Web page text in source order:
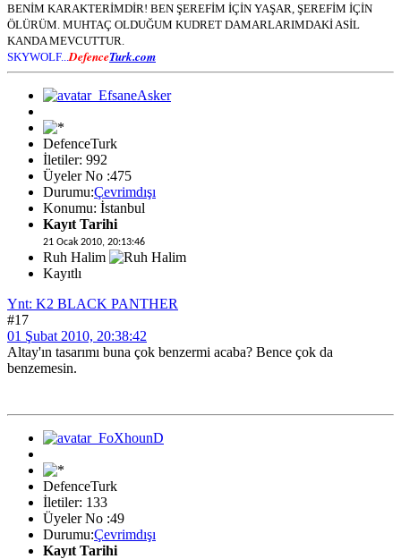
BENİM KARAKTERİMDİR! BEN ŞEREFİM İÇİN YAŞAR, ŞEREFİM İÇİN
ÖLÜRÜM. MUHTAÇ OLDUĞUM KUDRET DAMARLARIMDAKİ ASİL
KANDA MEVCUTTUR.
SKYWOLF... DefenceTurk.com
DefenceTurk
İletiler: 992
Üyeler No :475
Durumu:Çevrimdışı
Konumu: İstanbul
Kayıt Tarihi
21 Ocak 2010, 20:13:46
Ruh Halim
Kayıtlı
Ynt: K2 BLACK PANTHER
#17
01 Şubat 2010, 20:38:42
Altay'ın tasarımı buna çok benzermi acaba? Bence çok da
benzemesin.
DefenceTurk
İletiler: 133
Üyeler No :49
Durumu:Çevrimdışı
Kayıt Tarihi